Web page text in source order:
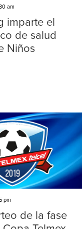
am
imparte el
de salud
Niños
pm
de la fase